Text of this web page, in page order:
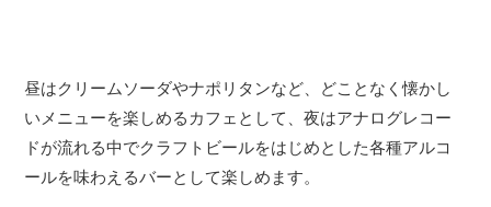
昼はクリームソーダやナポリタンなど、どことなく懐かし
いメニューを楽しめるカフェとして、夜はアナログレコー
ドが流れる中でクラフトビールをはじめとした各種アルコ
ールを味わえるバーとして楽しめます。